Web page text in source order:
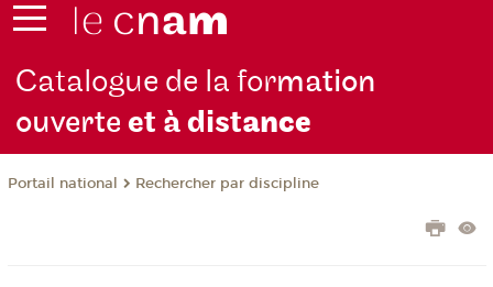
Catalogue de la formation
ouverteet à distance
Portail national Rechercher par discipline